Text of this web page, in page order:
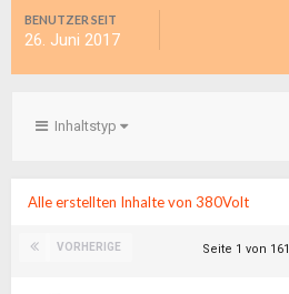
BENUTZER SEIT
26. Juni 2017
Inhaltstyp
Alle erstellten Inhalte von 380Volt
VORHERIGE Seite 1 von 161